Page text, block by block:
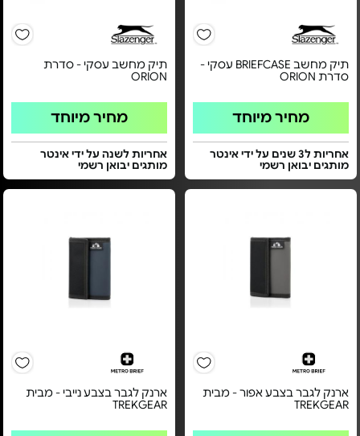
תיק מחשב BRIEFCASE עסקי -
סדרת ORION
מחיר מיוחד
אחריות ל3 שנים על ידי אינטר
מותגים יבואן רשמי
תיק מחשב עסקי - סדרת
ORION
מחיר מיוחד
אחריות לשנה על ידי אינטר
מותגים יבואן רשמי
ארנק לגבר בצבע אפור - מבית
TREKGEAR
ארנק לגבר בצבע נייבי - מבית
TREKGEAR